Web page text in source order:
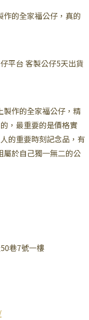
的全家福公仔，真的
作的全家福公仔，精
，最重要的是價格實
的重要時刻記念品，有
於自己獨一無二的公
巷7號一樓